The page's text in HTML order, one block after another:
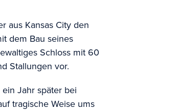
aus Kansas Cityden
dem Bau seines
Schloss mit 60
Stallungen vor.
Jahr später bei
tragische Weise ums